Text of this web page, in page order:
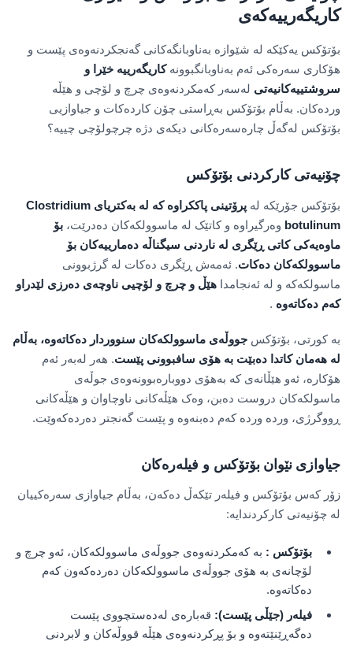
کاریگەرییەکەی
بۆتۆکس یەکێکە لە شێوازە بەناوبانگەکانی گەنجکردنەوەی پێست و
هۆکاری سەرەکی ئەم بەناوبانگبوونەکاریگەرییە خێرا و
سروشتییەکانیەتی لەسەر کەمکردنەوەی چرچ و لۆچی و هێڵە
وردەکان. بەڵام بۆتۆکس بەڕاستی چۆن کاردەکات و جیاوازیی
بۆتۆکس لەگەڵ چارەسەرەکانی دیکەی دژە چرچولۆچی چییە؟
چۆنیەتی کارکردنی بۆتۆکس
بۆتۆکس جۆرێکە لە پرۆتینی پاککراوە کە لە بەکتریای Clostridium
botulinum وەرگیراوە و کاتێک لە ماسوولکەکان دەدرێت، بۆ
ماوەیەکی کاتی ڕێگری لە ناردنی سیگناڵە دەمارییەکان بۆ
ماسوولکەکان دەکات. ئەمەش ڕێگری دەکات لە گرژبوونی
ماسولکەکە و لە ئەنجامدا هێڵ و چرچ و لۆچیی ناوچەی دەرزی لێدراو
کەم دەکاتەوە .
بە کورتی، بۆتۆکس جووڵەی ماسوولکەکان سنووردار دەکاتەوە، بەڵام
لە هەمان کاتدا دەبێت بە هۆی سافبوونی پێست. هەر لەبەر ئەم
هۆکارە، ئەو هێڵانەی کە بەهۆی دووبارەبوونەوەی جوڵەی
ماسولکەکان دروست دەبن، وەک هێڵەکانی ناوچاوان و هێڵەکانی
ڕووگرژی، وردە وردە کەم دەبنەوە و پێست گەنجتر دەردەکەوێت.
جیاوازی نێوان بۆتۆکس و فیلەرەکان
زۆر کەس بۆتۆکس و فیلەر تێکەڵ دەکەن، بەڵام جیاوازی سەرەکییان
لە چۆنیەتی کارکردندایە:
بۆتۆکس : بە کەمکردنەوەی جووڵەی ماسوولکەکان، ئەو چرچ و
لۆچانەی بە هۆی جووڵەی ماسوولکەکان دەردەکەون کەم
دەکاتەوە.
فیلەر (جێڵی پێست): قەبارەی لەدەستچووی پێست
دەگەڕێنێتەوە و بۆ پڕکردنەوەی هێڵە قووڵەکان و لابردنی